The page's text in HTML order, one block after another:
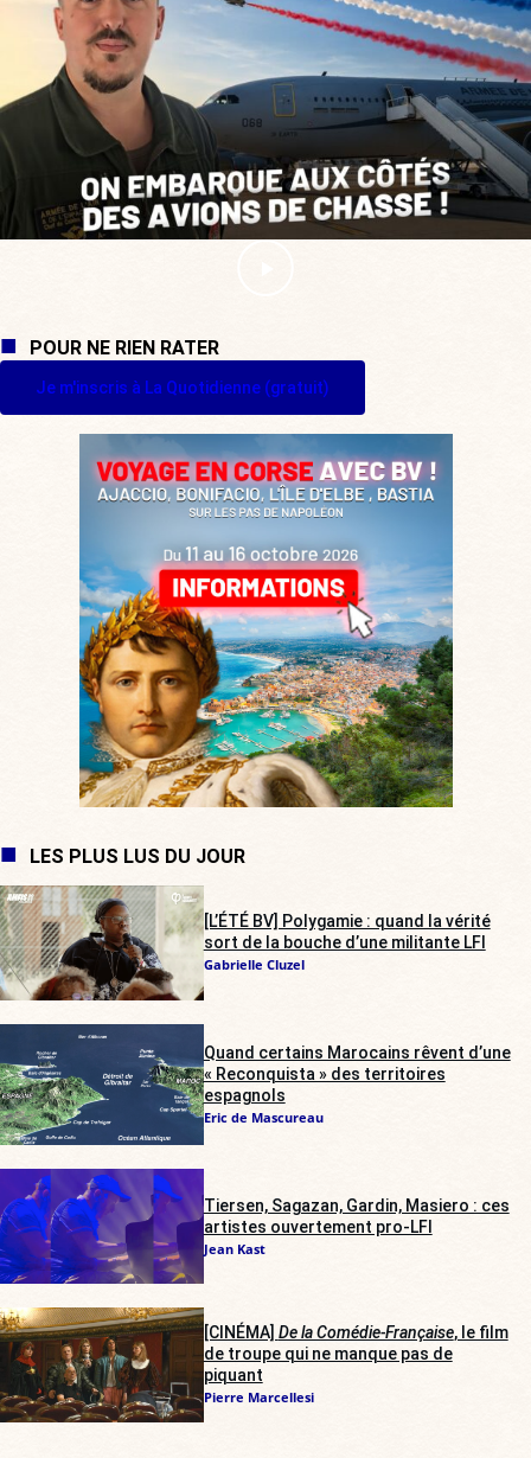
POUR NE RIEN RATER
Je m'inscris à La Quotidienne (gratuit)
LES PLUS LUS DU JOUR
[L’ÉTÉ BV] Polygamie : quand la vérité
sort de la bouche d’une militante LFI
Gabrielle Cluzel
Quand certains Marocains rêvent d’une
« Reconquista » des territoires
espagnols
Eric de Mascureau
Tiersen, Sagazan, Gardin, Masiero : ces
artistes ouvertement pro-LFI
Jean Kast
[CINÉMA] De la Comédie-Française, le film
de troupe qui ne manque pas de
piquant
Pierre Marcellesi